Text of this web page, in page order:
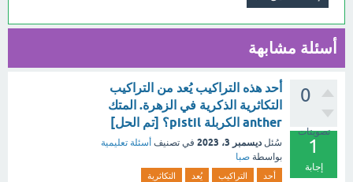
أسئلة مشابهة
0
تصويتات
1
إجابة
أحد هذه التراكيب يُعد من التراكيب
التكاثرية الذكرية في الزهرة. المتك
anther الكربلة pistil؟ [تم الحل]
سُئل ديسمبر 3، 2023 في تصنيف أسئلة تعليمية
بواسطة صبا
أحد التراكيب يُعد
التكاثرية